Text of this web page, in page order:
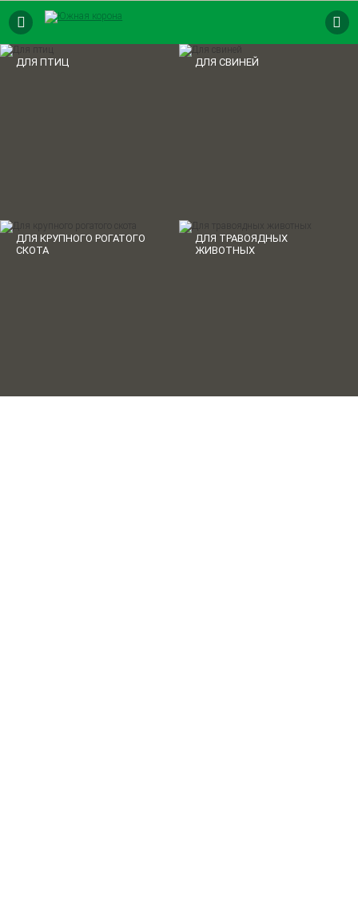
8 (800) 250-73-
8 (861) 563-47-
ДЛЯ ПТИЦ ДЛЯ СВИНЕЙ
ДЛЯ КРУПНОГО РОГАТОГО
СКОТА
ДЛЯ ТРАВОЯДНЫХ
ЖИВОТНЫХ